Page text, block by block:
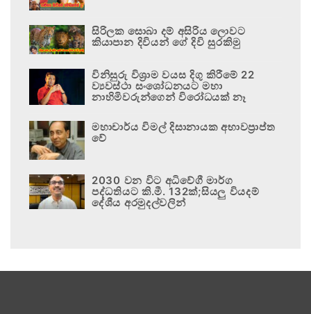
සිරිලක සොබා දම් අසිරිය ලොවට
කියාපාන දිවියන් ගේ දිවි සුරකිමු
විනිසුරු විශ්‍රාම වයස දිගු කිරීමේ 22
ව්‍යවස්ථා සංශෝධනයට මහා
නාහිමිවරුන්ගෙන් විරෝධයක් නෑ
මහාචාර්ය විමල් දිසානායක අභාවප්‍රාප්ත
වේ
2030 වන විට අධිවේගී මාර්ග
පද්ධතියට කි.මී. 132ක්;සියලු වියදම්
දේශීය අරමුදල්වලින්